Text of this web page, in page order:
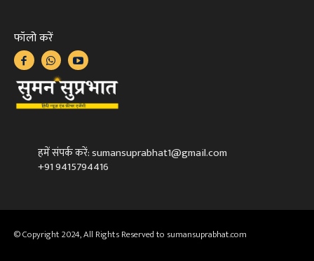
फॉलो करें
हमें संपर्क करें: sumansuprabhat1@gmail.com
+91 9415794416
© Copyright 2024, All Rights Reserved to sumansuprabhat.com